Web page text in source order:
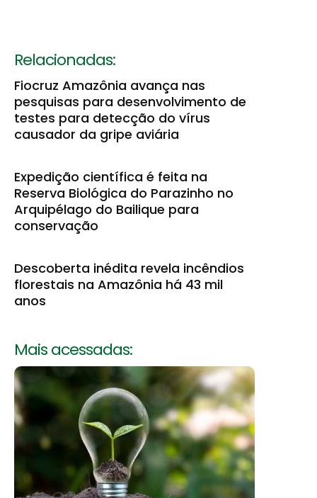
Relacionadas:
Fiocruz Amazônia avança nas
pesquisas para desenvolvimento de
testes para detecção do vírus
causador da gripe aviária
Expedição científica é feita na
Reserva Biológica do Parazinho no
Arquipélago do Bailique para
conservação
Descoberta inédita revela incêndios
florestais na Amazônia há 43 mil
anos
Mais acessadas: